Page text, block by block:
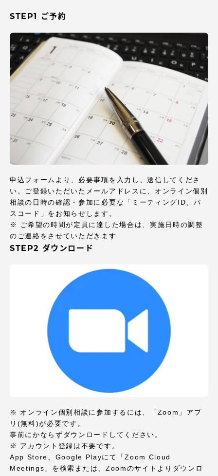
STEP1 ご予約
申込フォームより、必要事項を入力し、送信してくださ
い。ご登録いただいたメールアドレスに、オンライン個別
相談の日時の確認・参加に必要な「ミーティングID、パ
スコード」をお知らせします。
※ ご希望の時間が定員に達した場合は、実施日時の調整
のご連絡をさせていただきます
STEP2 ダウンロード
※ オンライン個別相談に参加するには、「Zoom」アプ
リ(無料)が必要です。
事前にかならずダウンロードしてください。
※ アカウント登録は不要です。
App Store、Google Playにて「Zoom Cloud
Meetings」を検索または、Zoomのサイトよりダウンロ
教育研究上の目的及び養成する人材像と３つの
ポリシー
お問い合わせ
在学生・保護者向けポータル（TIPS） 本学教職員向け情報
中文